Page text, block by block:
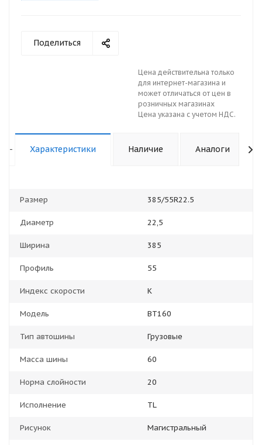
Поделиться
Цена действительна только
для интернет-магазина и
может отличаться от цен в
розничных магазинах
Цена указана с учетом НДС.
- Характеристики Наличие Аналоги
Размер 385/55R22.5
Диаметр 22,5
Ширина 385
Профиль 55
Индекс скорости K
Модель BT160
Тип автошины Грузовые
Масса шины 60
Норма слойности 20
Исполнение TL
Рисунок Магистральный